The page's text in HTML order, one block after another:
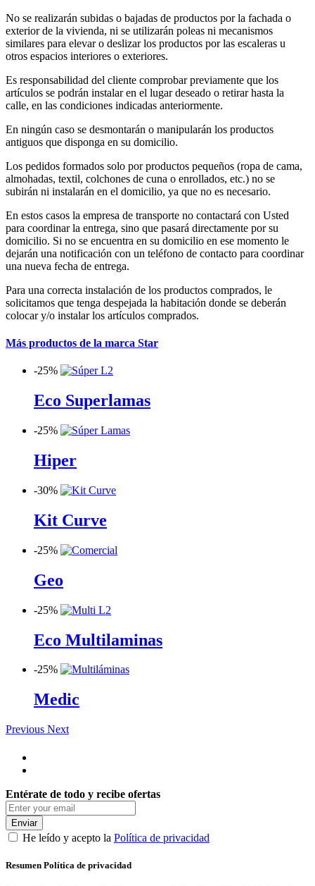
No se realizarán subidas o bajadas de productos por la fachada o
exterior de la vivienda, ni se utilizarán poleas ni mecanismos
similares para elevar o deslizar los productos por las escaleras u
otros espacios interiores o exteriores.
Es responsabilidad del cliente comprobar previamente que los
artículos se podrán instalar en el lugar deseado o retirar hasta la
calle, en las condiciones indicadas anteriormente.
En ningún caso se desmontarán o manipularán los productos
antiguos que disponga en su domicilio.
Los pedidos formados solo por productos pequeños (ropa de cama,
almohadas, textil, colchones de cuna o enrollados, etc.) no se
subirán ni instalarán en el domicilio, ya que no es necesario.
En estos casos la empresa de transporte no contactará con Usted
para coordinar la entrega, sino que pasará directamente por su
domicilio. Si no se encuentra en su domicilio en ese momento le
dejarán una notificación con un teléfono de contacto para coordinar
una nueva fecha de entrega.
Para una correcta instalación de los productos comprados, le
solicitamos que tenga despejada la habitación donde se deberán
colocar y/o instalar los artículos comprados.
Más productos de la marca Star
-25%
Eco Superlamas
-25%
Hiper
-30%
Kit Curve
-25%
Geo
-25%
Eco Multilaminas
-25%
Medic
Previous Next
Entérate de todo y recibe ofertas
Enviar
He leído y acepto la Política de privacidad
Resumen Política de privacidad